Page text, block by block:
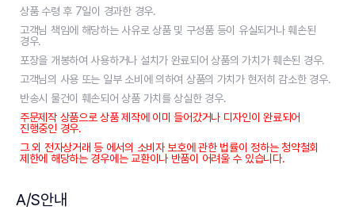
상품 수령 후 7일이 경과한 경우.
고객님 책임에 해당하는 사유로 상품 및 구성품 등이 유실되거나 훼손된
경우.
포장을 개봉하여 사용하거나 설치가 완료되어 상품의 가치가 훼손된 경우.
고객님의 사용 또는 일부 소비에 의하여 상품의 가치가 현저히 감소한 경우.
반송시 물건이 훼손되어 상품 가치를 상실한 경우.
주문제작 상품으로 상품 제작에 이미 들어갔거나 디자인이 완료되어
진행중인 경우.
그 외 전자상거래 등 에서의 소비자 보호에 관한 법률이 정하는 청약철회
제한에 해당하는 경우에는 교환이나 반품이 어려울 수 있습니다.
A/S안내